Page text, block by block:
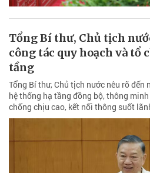
Tổng Bí thư, Chủ tịch
công tác quy hoạch và tổ
tầng
Tổng Bí thư, Chủ tịch nước nêu rõ đến
hệ thống hạ tầng đồng bộ, thông
chống chịu cao, kết nối thông suốt